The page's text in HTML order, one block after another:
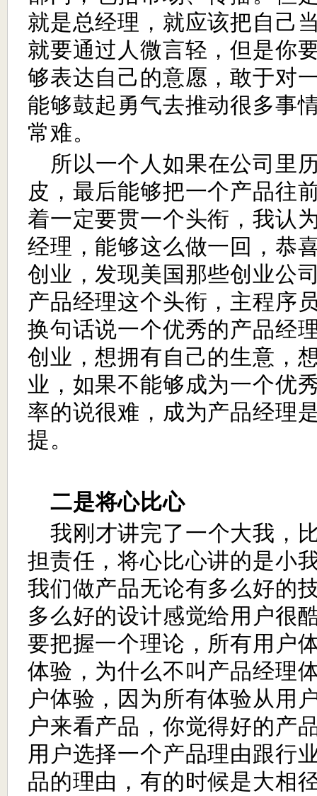
就是总经理，就应该把自己
就要通过人微言轻，但是你
够表达自己的意愿，敢于对
能够鼓起勇气去推动很多事
常难。
所以一个人如果在公司里
皮，最后能够把一个产品往
着一定要贯一个头衔，我认
经理，能够这么做一回，恭
创业，发现美国那些创业公
产品经理这个头衔，主程序
换句话说一个优秀的产品经
创业，想拥有自己的生意，
业，如果不能够成为一个优
率的说很难，成为产品经理
提。
二是将心比心
我刚才讲完了一个大我，
担责任，将心比心讲的是小
我们做产品无论有多么好的
多么好的设计感觉给用户很
要把握一个理论，所有用户
体验，为什么不叫产品经理
户体验，因为所有体验从用
户来看产品，你觉得好的产
用户选择一个产品理由跟行
品的理由，有的时候是大相